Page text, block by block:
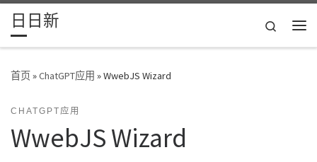
Skip to content
日日新
Search
首页»ChatGPT应用 »WwebJS Wizard
CHATGPT应用
WwebJS Wizard